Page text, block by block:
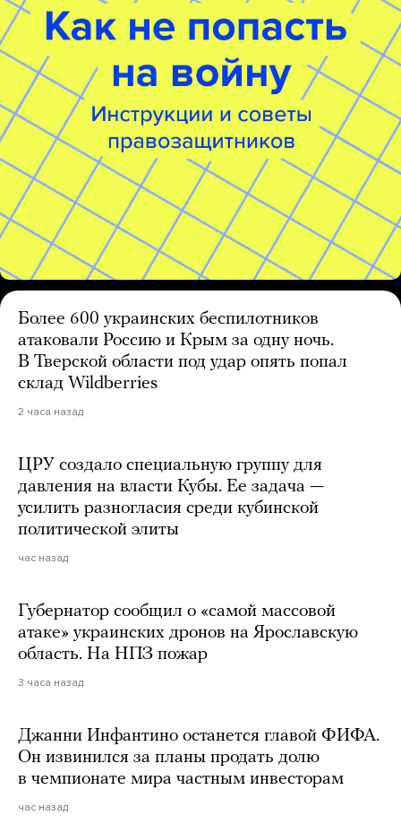
Более 600 украинских беспилотников
атаковали Россию и Крым за одну ночь.
В Тверской области под удар опять попал
склад Wildberries
2 часа назад
ЦРУ создало специальную группу для
давления на власти Кубы. Ее задача —
усилить разногласия среди кубинской
политической элиты
час назад
Губернатор сообщил о «самой массовой
атаке» украинских дронов на Ярославскую
область. На НПЗ пожар
3 часа назад
Джанни Инфантино останется главой ФИФА.
Он извинился за планы продать долю
в чемпионате мира частным инвесторам
час назад